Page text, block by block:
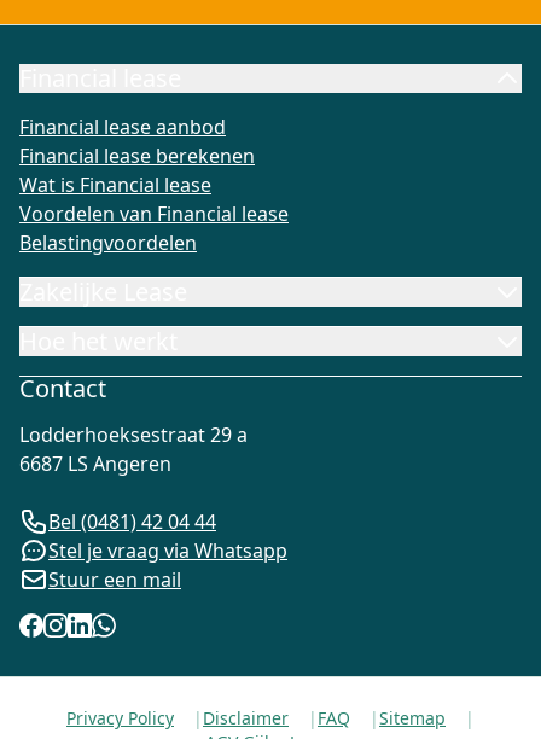
Financial lease aanbod
Financial lease berekenen
Wat is Financial lease
Voordelen van Financial lease
Belastingvoordelen
Contact
Lodderhoeksestraat 29 a
6687 LS Angeren
Bel (0481) 42 04 44
Stel je vraag via Whatsapp
Stuur een mail
Privacy Policy | Disclaimer | FAQ |Sitemap
|